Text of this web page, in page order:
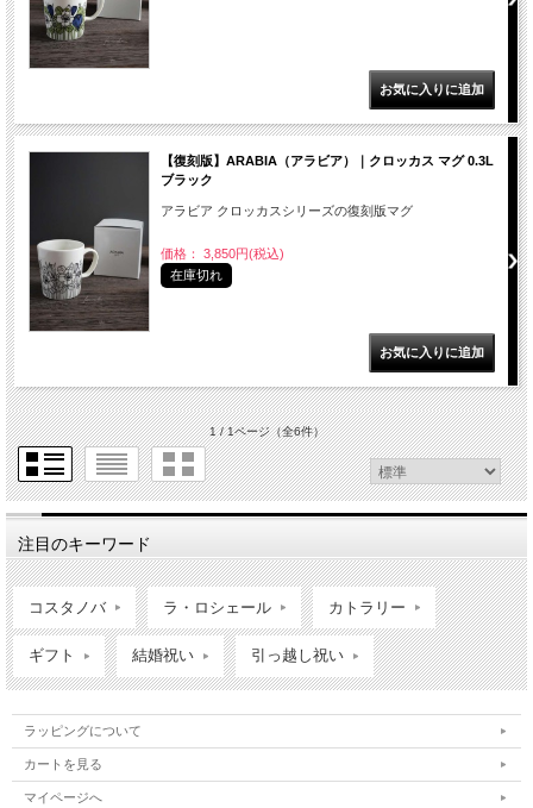
【復刻版】ARABIA（アラビア）｜クロッカス マグ 0.3L
ブラック
アラビア クロッカスシリーズの復刻版マグ
価格： 3,850円(税込)
在庫切れ
1 / 1ページ（全6件）
注目のキーワード
コスタノバ ラ・ロシェール カトラリー
ギフト 結婚祝い 引っ越し祝い
ラッピングについて
カートを見る
マイページへ